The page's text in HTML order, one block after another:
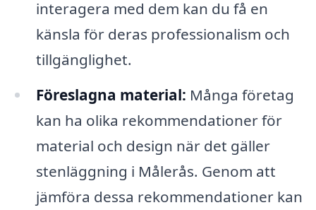
interagera med dem kan du få en
känsla för deras professionalism och
tillgänglighet.
Föreslagna material: Många företag
kan ha olika rekommendationer för
material och design när det gäller
stenläggning i Målerås. Genom att
jämföra dessa rekommendationer kan